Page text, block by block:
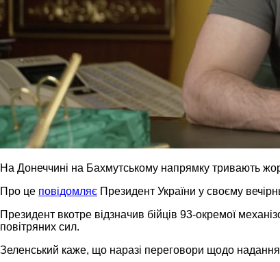
На Донеччині на Бахмутському напрямку тривають
Про це повідомляє Президент України у своєму
Президент вкотре відзначив бійців 93-окремої
повітряних сил.
Зеленський каже, що наразі переговори щодо надання